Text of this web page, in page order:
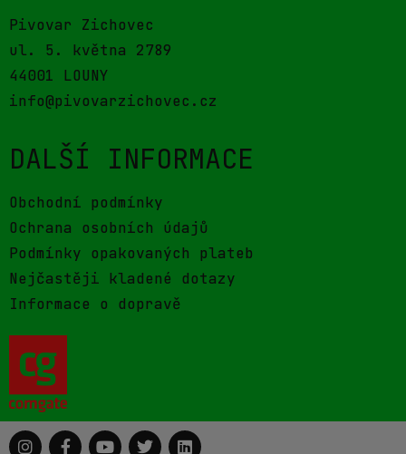
Pivovar Zichovec
ul. 5. května 2789
44001 LOUNY
info@pivovarzichovec.cz
DALŠÍ INFORMACE
Obchodní podmínky
Ochrana osobních údajů
Podmínky opakovaných plateb
Nejčastěji kladené dotazy
Informace o dopravě